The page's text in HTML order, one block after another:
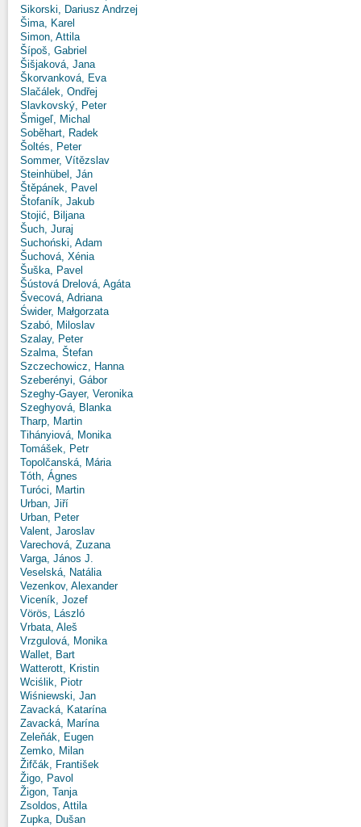
Sikorski, Dariusz Andrzej
Šima, Karel
Simon, Attila
Šípoš, Gabriel
Šišjaková, Jana
Škorvanková, Eva
Slačálek, Ondřej
Slavkovský, Peter
Šmigeľ, Michal
Soběhart, Radek
Šoltés, Peter
Sommer, Vítězslav
Steinhübel, Ján
Štěpánek, Pavel
Štofaník, Jakub
Stojić, Biljana
Šuch, Juraj
Suchoński, Adam
Šuchová, Xénia
Šuška, Pavel
Šústová Drelová, Agáta
Švecová, Adriana
Świder, Małgorzata
Szabó, Miloslav
Szalay, Peter
Szalma, Štefan
Szczechowicz, Hanna
Szeberényi, Gábor
Szeghy-Gayer, Veronika
Szeghyová, Blanka
Tharp, Martin
Tihányiová, Monika
Tomášek, Petr
Topolčanská, Mária
Tóth, Ágnes
Turóci, Martin
Urban, Jiří
Urban, Peter
Valent, Jaroslav
Varechová, Zuzana
Varga, János J.
Veselská, Natália
Vezenkov, Alexander
Viceník, Jozef
Vörös, László
Vrbata, Aleš
Vrzgulová, Monika
Wallet, Bart
Watterott, Kristin
Wciślik, Piotr
Wiśniewski, Jan
Zavacká, Katarína
Zavacká, Marína
Zeleňák, Eugen
Zemko, Milan
Žifčák, František
Žigo, Pavol
Žigon, Tanja
Zsoldos, Attila
Zupka, Dušan